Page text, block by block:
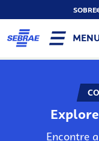
SOBRE
Encontre